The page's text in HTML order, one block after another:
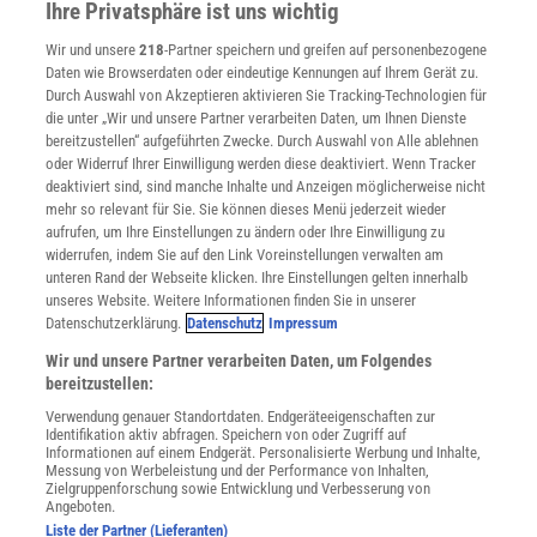
Verträge kündigen
Widerruf
INFO
Mediadaten
Datenschutz
Nutzungsbedingungen
Cookie-Einstellungen
Utiq verwalten
Nutzungsbasierte Onlinewerbung
Alle Artikel
Impressum
Angebote für Schulen
Angebote für Institutionen
Sprachen lernen mit Gymglish
Lexika
Für Spektrum schreiben
Zugänglichkeitserklärung
Ihre Privatsphäre ist uns wichtig
Wir und unsere218-Partner speichern und greifen auf personenbezogene
Daten wie Browserdaten oder eindeutige Kennungen auf Ihrem Gerät zu.
Durch Auswahl von Akzeptieren aktivieren Sie Tracking-Technologien für
die unter „Wir und unsere Partner verarbeiten Daten, um Ihnen Dienste
bereitzustellen“ aufgeführten Zwecke. Durch Auswahl von Alle ablehnen
oder Widerruf Ihrer Einwilligung werden diese deaktiviert. Wenn Tracker
deaktiviert sind, sind manche Inhalte und Anzeigen möglicherweise nicht
mehr so relevant für Sie. Sie können dieses Menü jederzeit wieder
aufrufen, um Ihre Einstellungen zu ändern oder Ihre Einwilligung zu
widerrufen, indem Sie auf den Link Voreinstellungen verwalten am
unteren Rand der Webseite klicken. Ihre Einstellungen gelten innerhalb
unseres Website. Weitere Informationen finden Sie in unserer
Datenschutzerklärung. Datenschutz Impressum
Wir und unsere Partner verarbeiten Daten, um Folgendes
bereitzustellen:
Verwendung genauer Standortdaten. Endgeräteeigenschaften zur
Identifikation aktiv abfragen. Speichern von oder Zugriff auf
Informationen auf einem Endgerät. Personalisierte Werbung und Inhalte,
Messung von Werbeleistung und der Performance von Inhalten,
Zielgruppenforschung sowie Entwicklung und Verbesserung von
Angeboten.
Liste der Partner (Lieferanten)